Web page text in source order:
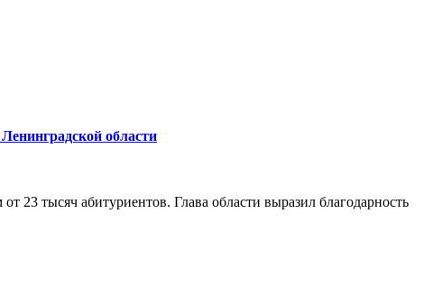
области
тысяч абитуриентов. Глава области выразил благодарность